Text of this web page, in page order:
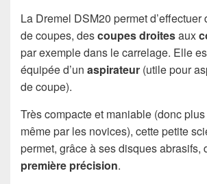
La Dremel DSM20 permet d’effectuer
de coupes, descoupes droitesaux
par exemple dans le carrelage. Elle
équipée d’un aspirateur (utile pour
de coupe).
Très compacte et maniable (donc
même par les novices), cette petite
permet, grâce à ses disques abrasifs,
première précision.